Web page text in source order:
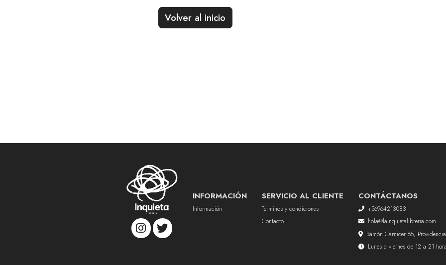
Volver al inicio
INFORMACIÓN
Información
SERVICIO AL CLIENTE
Terminos y condiciones
Contacto
CONTÁCTANOS
+56964213083
hola@lainquietalibreria.com
Ramón Carnicer 65,
Lunes a viernes de 12 a 21